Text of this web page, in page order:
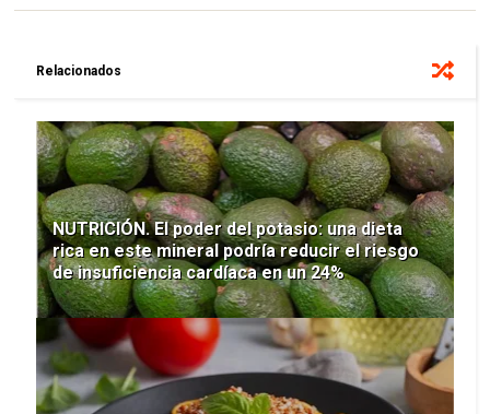
Relacionados
NUTRICIÓN. El poder del potasio: una dieta
rica en este mineral podría reducir el riesgo
de insuficiencia cardíaca en un 24%